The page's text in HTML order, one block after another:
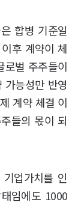
합병 기준일
후 계약이 체
로벌 주주들이
능성만 반영
계약 체결 이
들의 몫이 되
업가치를 인
임에도 1000